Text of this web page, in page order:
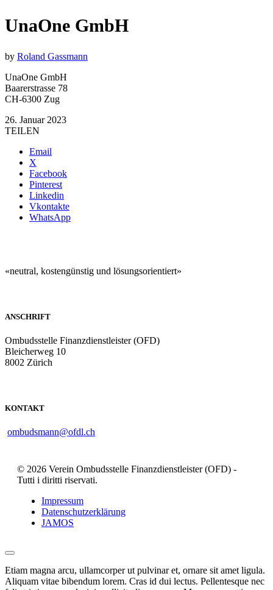
UnaOne GmbH
by Roland Gassmann
UnaOne GmbH
Baarerstrasse 78
CH-6300 Zug
26. Januar 2023
TEILEN
Email
X
Facebook
Pinterest
Linkedin
Vkontakte
WhatsApp
«neutral, kostengünstig und lösungsorientiert»
ANSCHRIFT
Ombudsstelle Finanzdienstleister (OFD)
Bleicherweg 10
8002 Zürich
KONTAKT
ombudsmann@ofdl.ch
© 2026 Verein Ombudsstelle Finanzdienstleister (OFD) -
Tutti i diritti riservati.
Impressum
Datenschutzerklärung
JAMOS
Etiam magna arcu, ullamcorper ut pulvinar et, ornare sit amet ligula.
Aliquam vitae bibendum lorem. Cras id dui lectus. Pellentesque nec